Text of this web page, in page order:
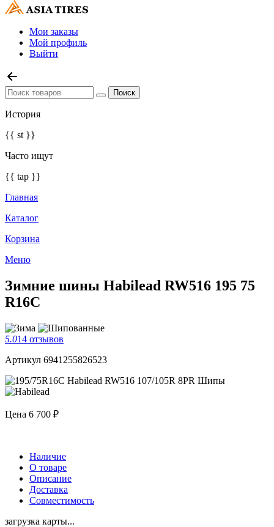
Мои заказы
Мой профиль
Выйти
История
{{ st }}
Часто ищут
{{ tap }}
Главная
Каталог
Корзина
Меню
Зимние шины Habilead RW516 195 75
R16C
5.014 отзывов
Артикул 6941255826523
Цена 6 700 ₽
Наличие
О товаре
Описание
Доставка
Совместимость
загрузка карты...